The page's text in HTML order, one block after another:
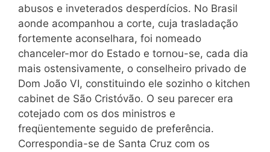
abusos e inveterados desperdícios. No Brasil
aonde acompanhou a corte, cuja trasladação
fortemente aconselhara, foi nomeado
chanceler-mor do Estado e tornou-se, cada dia
mais ostensivamente, o conselheiro privado de
Dom João VI, constituindo ele sozinho o kitchen
cabinet de São Cristóvão. O seu parecer era
cotejado com os dos ministros e
freqüentemente seguido de preferência.
Correspondia-se de Santa Cruz com os